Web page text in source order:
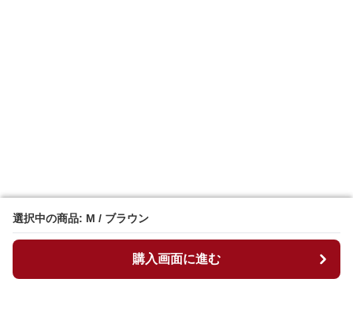
選択中の商品: M / ブラウン
購入画面に進む
選択中の商品: M / ブラウン
購入画面に進む